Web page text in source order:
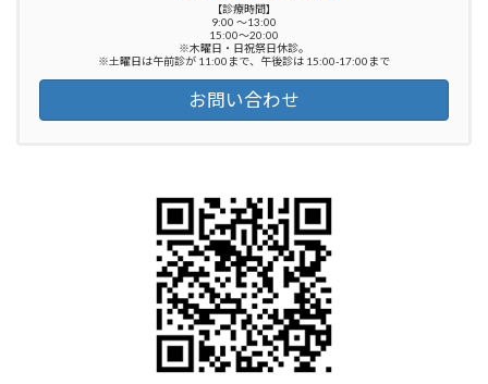
【診療時間】
9:00 ～13:00
15:00～20:00
※木曜日・日祝祭日休診。
※土曜日は午前診が 11:00まで、午後診は 15:00-17:00まで
お問い合わせ